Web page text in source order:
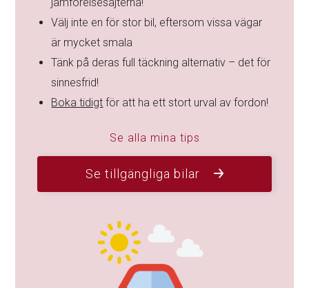
Välj inte en för stor bil, eftersom vissa vägar
är mycket smala
Tänk på deras full täckning alternativ – det för
sinnesfrid!
Boka tidigt för att ha ett stort urval av fordon!
Se alla mina tips
Se tillgängliga bilar